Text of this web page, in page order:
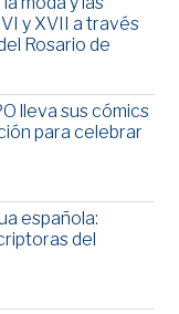
y XVII a través
Rosario de
lleva sus cómics
para celebrar
española:
del